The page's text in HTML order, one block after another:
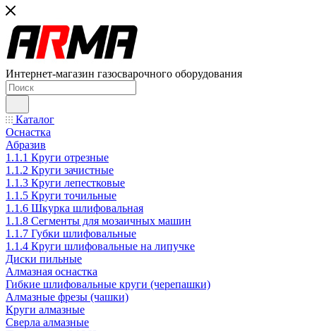
Интернет-магазин газосварочного оборудования
Каталог
Оснастка
Абразив
1.1.1 Круги отрезные
1.1.2 Круги зачистные
1.1.3 Круги лепестковые
1.1.5 Круги точильные
1.1.6 Шкурка шлифовальная
1.1.8 Сегменты для мозаичных машин
1.1.7 Губки шлифовальные
1.1.4 Круги шлифовальные на липучке
Диски пильные
Алмазная оснастка
Гибкие шлифовальные круги (черепашки)
Алмазные фрезы (чашки)
Круги алмазные
Сверла алмазные